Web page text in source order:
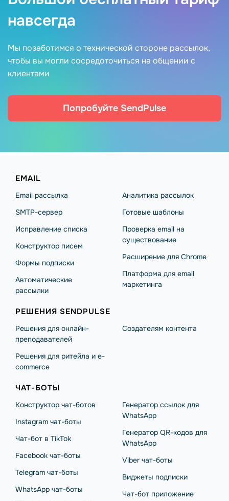
навсегда
Мы позаботимся о технической стороне рассылок,
чтобы вы могли сосредоточиться на общении с
клиентами
Попробуйте SendPulse
EMAIL
Email рассылка
SMTP-сервер
Исправление списка
Конструктор писем
Формы подписки
Автоматические
рассылки
Аналитика рассылок
Готовые шаблоны
Проверка email на
существование
Расширение для Chrome
Платформа для email
маркетинга
РЕШЕНИЯ SENDPULSE
Решения для онлайн-
преподавателей
Решения для ритейла и e-
commerce
Создателям контента
ЧАТ-БОТЫ
Конструктор чат-ботов
Instagram чат-боты
Чат-бот в TikTok
Facebook чат-боты
Telegram чат-боты
WhatsApp чат-боты
Генератор ссылок для
WhatsApp
Генератор QR-кодов для
WhatsApp
Viber чат-боты
Виджеты подписки
Чат-бот приложение